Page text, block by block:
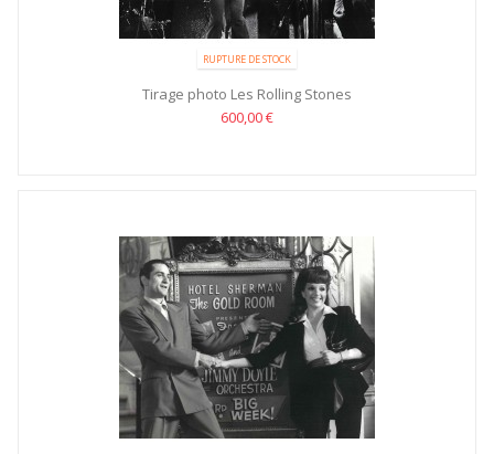
RUPTURE DE STOCK
Tirage photo Les Rolling Stones
600,00 €